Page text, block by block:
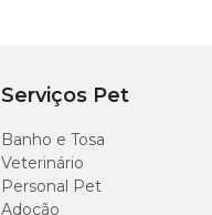
Serviços Pet
Banho e Tosa
Veterinário
Personal Pet
Adoção